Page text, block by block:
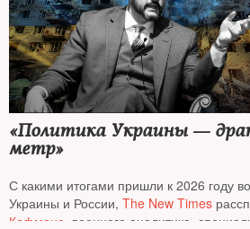
«Политика Украины —
метр»
С какими итогами пришли к 2026 году
Украины и России, The New Times
Кофмана , военного аналитика,